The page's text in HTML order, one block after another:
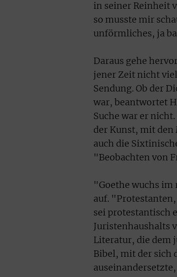
in seiner Reinheit
so musste mir
unförmliches, ja
Daraus gehe
jener Zeit nicht
Sendung. Ob der
war, beantwortet
Suche war er
der Kunst, mit den
auch die
"Beobachten von
"Goethe wuchs
auf.
sei protestantisch
Juristenhaushalts
Literatur, die dem
Bibel, mit der sich